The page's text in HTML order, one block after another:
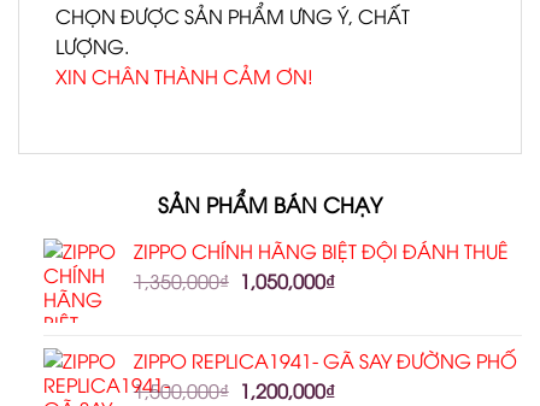
CHỌN ĐƯỢC SẢN PHẨM ƯNG Ý, CHẤT
LƯỢNG.
XIN CHÂN THÀNH CẢM ƠN!
SẢN PHẨM BÁN CHẠY
ZIPPO CHÍNH HÃNG BIỆT ĐỘI ĐÁNH THUÊ
1,350,000₫ 1,050,000₫
ZIPPO REPLICA1941- GÃ SAY ĐƯỜNG PHỐ
1,500,000₫ 1,200,000₫